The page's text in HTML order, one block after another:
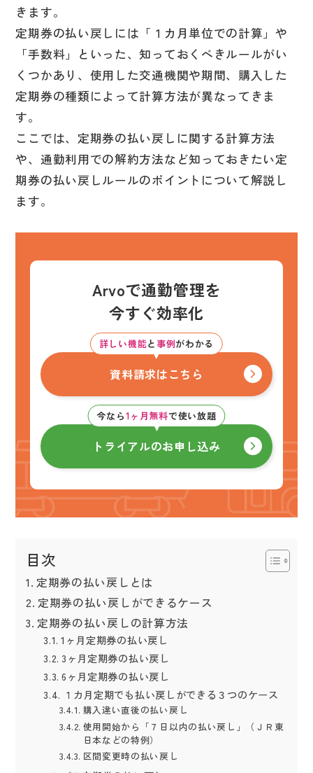
きます。
定期券の払い戻しには「１カ月単位での計算」や
「手数料」といった、知っておくべきルールがい
くつかあり、使用した交通機関や期間、購入した
定期券の種類によって計算方法が異なってきま
す。
ここでは、定期券の払い戻しに関する計算方法
や、通勤利用での解約方法など知っておきたい定
期券の払い戻しルールのポイントについて解説し
ます。
Arvoで通勤管理を
今すぐ効率化
詳しい機能と 事例がわかる
資料請求はこちら
今なら1ヶ月無料で使い放題
トライアルのお申し込み
目次
定期券の払い戻しとは
定期券の払い戻しができるケース
定期券の払い戻しの計算方法
1ヶ月定期券の払い戻し
3ヶ月定期券の払い戻し
6ヶ月定期券の払い戻し
１カ月定期でも払い戻しができる３つのケース
購入違い直後の払い戻し
使用開始から「７日以内の払い戻し」（ＪＲ東
日本などの特例）
区間変更時の払い戻し